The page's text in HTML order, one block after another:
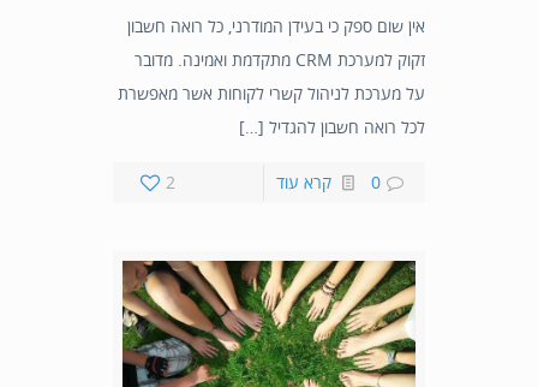
אין שום ספק כי בעידן המודרני, כל רואה חשבון
זקוק למערכת CRM מתקדמת ואמינה. מדובר
על מערכת לניהול קשרי לקוחות אשר מאפשרת
לכל רואה חשבון להגדיל […]
2 0 קרא עוד